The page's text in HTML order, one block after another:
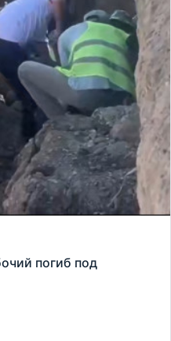
погиб под